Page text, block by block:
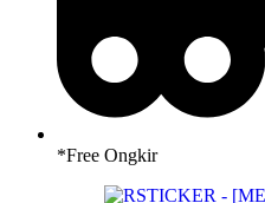
*Free Ongkir